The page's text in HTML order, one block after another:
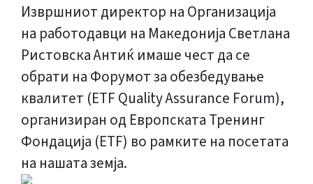
Извршниот директор на Организација
на работодавци на Македонија Светлана
Ристовска Антиќ имаше чест да се
обрати на Форумот за обезбедување
квалитет (ETF Quality Assurance Forum),
организиран од Европската Тренинг
Фондација (ETF) во рамките на посетата
на нашата земја.